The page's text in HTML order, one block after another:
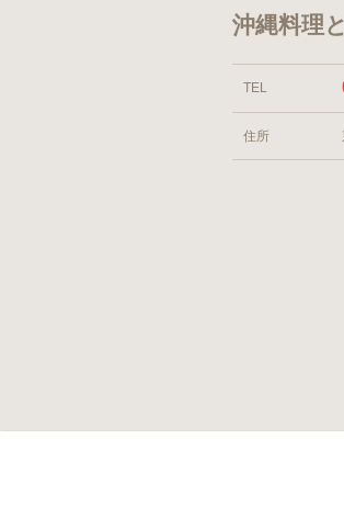
沖縄料理
TEL
住所